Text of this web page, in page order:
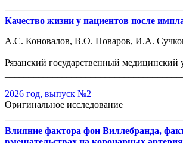
Качество жизни у пациентов после
А.С. Коновалов, В.О. Поваров, И.А.
Рязанский государственный
2026 год, выпуск №2
Оригинальное исследование
Влияние фактора фон Виллебранда,